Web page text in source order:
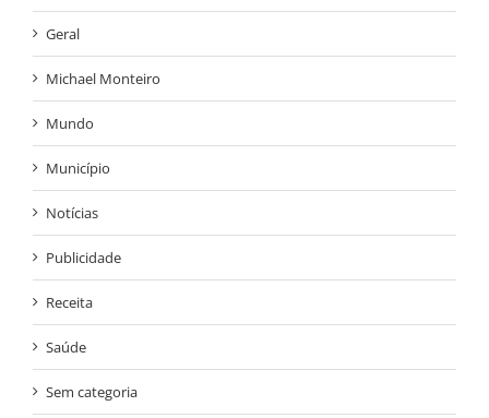
Geral
Michael Monteiro
Mundo
Município
Notícias
Publicidade
Receita
Saúde
Sem categoria